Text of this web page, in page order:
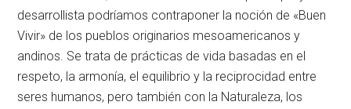
desarrollista podríamos contraponer la noción de «Buen
Vivir» de los pueblos originarios mesoamericanos y
andinos. Se trata de prácticas de vida basadas en el
respeto, la armonía, el equilibrio y la reciprocidad entre
seres humanos, pero también con la Naturaleza, los